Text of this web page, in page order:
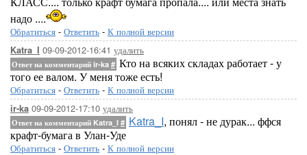
надо ....
Обратиться - Ответить - К полной версии
Katra_I 09-09-2012-16:41 удалить
Ответ на комментарий ir-ka # Кто на всяких складах работает - у
того ее валом. У меня тоже есть!
Обратиться - Ответить - К полной версии
ir-ka 09-09-2012-17:10 удалить
Ответ на комментарий Katra_I # Katra_I, понял - не дурак... ффся
крафт-бумага в Улан-Уде
Обратиться - Ответить - К полной версии